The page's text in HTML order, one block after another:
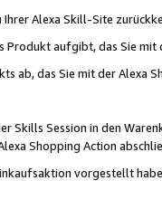
Alexa Skill-Site
aufgibt, das Sie mit
ab, das Sie mit der Alexa
Skills Session in den
Shopping Action
vorgestellt